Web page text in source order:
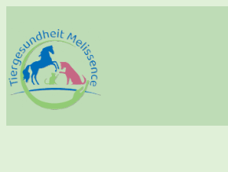
Inhalt
springen